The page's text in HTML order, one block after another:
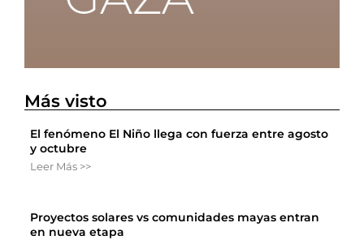
Más visto
El fenómeno El Niño llega con fuerza entre agosto
y octubre
Leer Más >>
Proyectos solares vs comunidades mayas entran
en nueva etapa